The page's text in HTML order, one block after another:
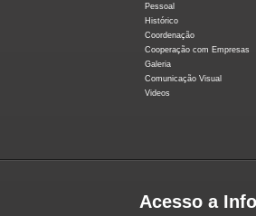
Pessoal
Histórico
Coordenação
Cooperação com Empresas
Galeria
Comunicação Visual
Videos
Acesso a